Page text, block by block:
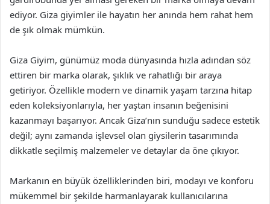
ediyor. Giza giyimler ile hayatın her anında hem rahat hem
de şık olmak mümkün.
Giza Giyim, günümüz moda dünyasında hızla adından söz
ettiren bir marka olarak, şıklık ve rahatlığı bir araya
getiriyor. Özellikle modern ve dinamik yaşam tarzına hitap
eden koleksiyonlarıyla, her yaştan insanın beğenisini
kazanmayı başarıyor. Ancak Giza’nın sunduğu sadece estetik
değil; aynı zamanda işlevsel olan giysilerin tasarımında
dikkatle seçilmiş malzemeler ve detaylar da öne çıkıyor.
Markanın en büyük özelliklerinden biri, modayı ve konforu
mükemmel bir şekilde harmanlayarak kullanıcılarına